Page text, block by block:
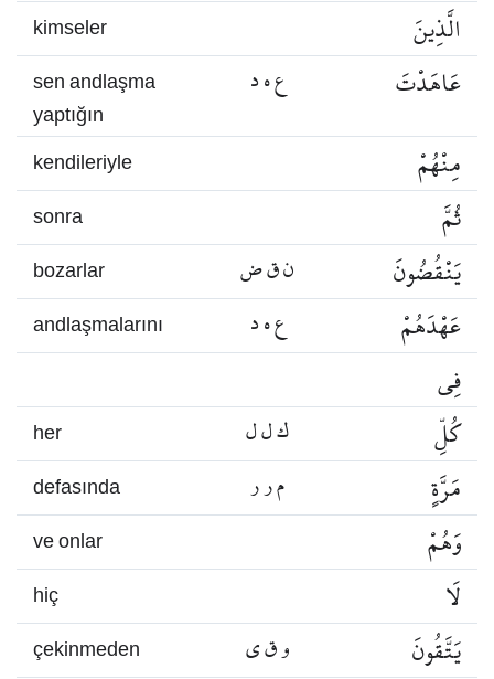
kimseler الَّذِينَ
sen andlaşma
yaptığın
ع ه د عَاهَدْتَ
kendileriyle مِنْهُمْ
sonra ثُمَّ
bozarlar ن ق ض يَنْقُضُونَ
andlaşmalarını ع ه د
عَهْدَهُمْ
فِي
her ك ل ل كُلِّ
defasında م ر ر مَرَّةٍ
ve onlar وَهُمْ
hiç لَا
çekinmeden و ق ي يَتَّقُونَ